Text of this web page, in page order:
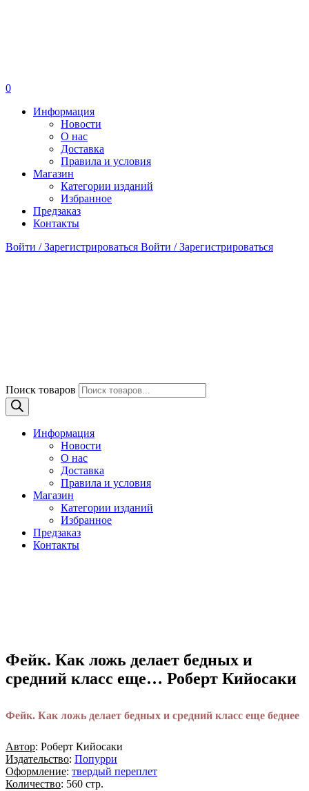
0
Информация
Новости
О нас
Доставка
Правила и условия
Магазин
Категории изданий
Избранное
Предзаказ
Контакты
Войти / Зарегистрироваться Войти / Зарегистрироваться
Поиск товаров
Информация
Новости
О нас
Доставка
Правила и условия
Магазин
Категории изданий
Избранное
Предзаказ
Контакты
Фейк. Как ложь делает бедных и
средний класс еще… Роберт Кийосаки
Фейк. Как ложь делает бедных и средний класс еще беднее
Автор: Роберт Кийосаки
Издательство: Попурри
Оформление: твердый переплет
Количество: 560 стр.